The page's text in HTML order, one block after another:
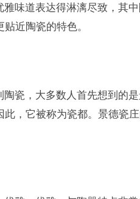
味道表达得淋漓尽致，其
近陶瓷的特色。
瓷，大多数人首先想到的是
，它被称为瓷都。景德瓷